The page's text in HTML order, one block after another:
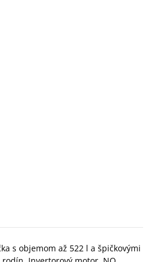
s objemom až 522 l a špičkovými